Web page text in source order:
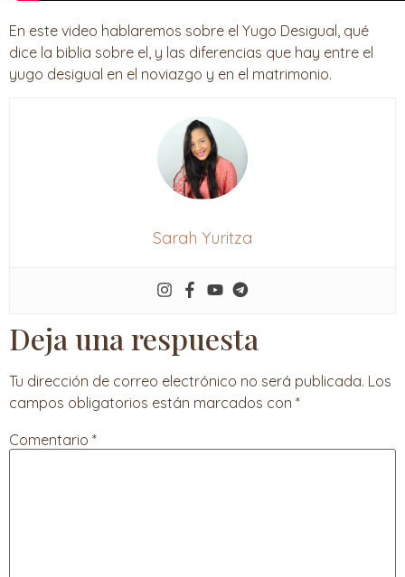
En este video hablaremos sobre el Yugo Desigual, qué
dice la biblia sobre el, y las diferencias que hay entre el
yugo desigual en el noviazgo y en el matrimonio.
Sarah Yuritza
Deja una respuesta
Tu dirección de correo electrónico no será publicada. Los
campos obligatorios están marcados con *
Comentario *